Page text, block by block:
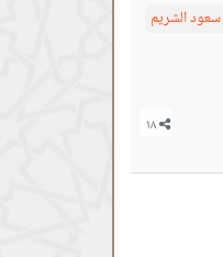
سعود الشريم